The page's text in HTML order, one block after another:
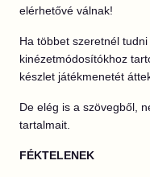
elérhetővé válnak!
Ha többet szeretnél
kinézetmódosítókhoz
készlet játékmenetét
De elég is a szövegből,
tartalmait.
FÉKTELENEK